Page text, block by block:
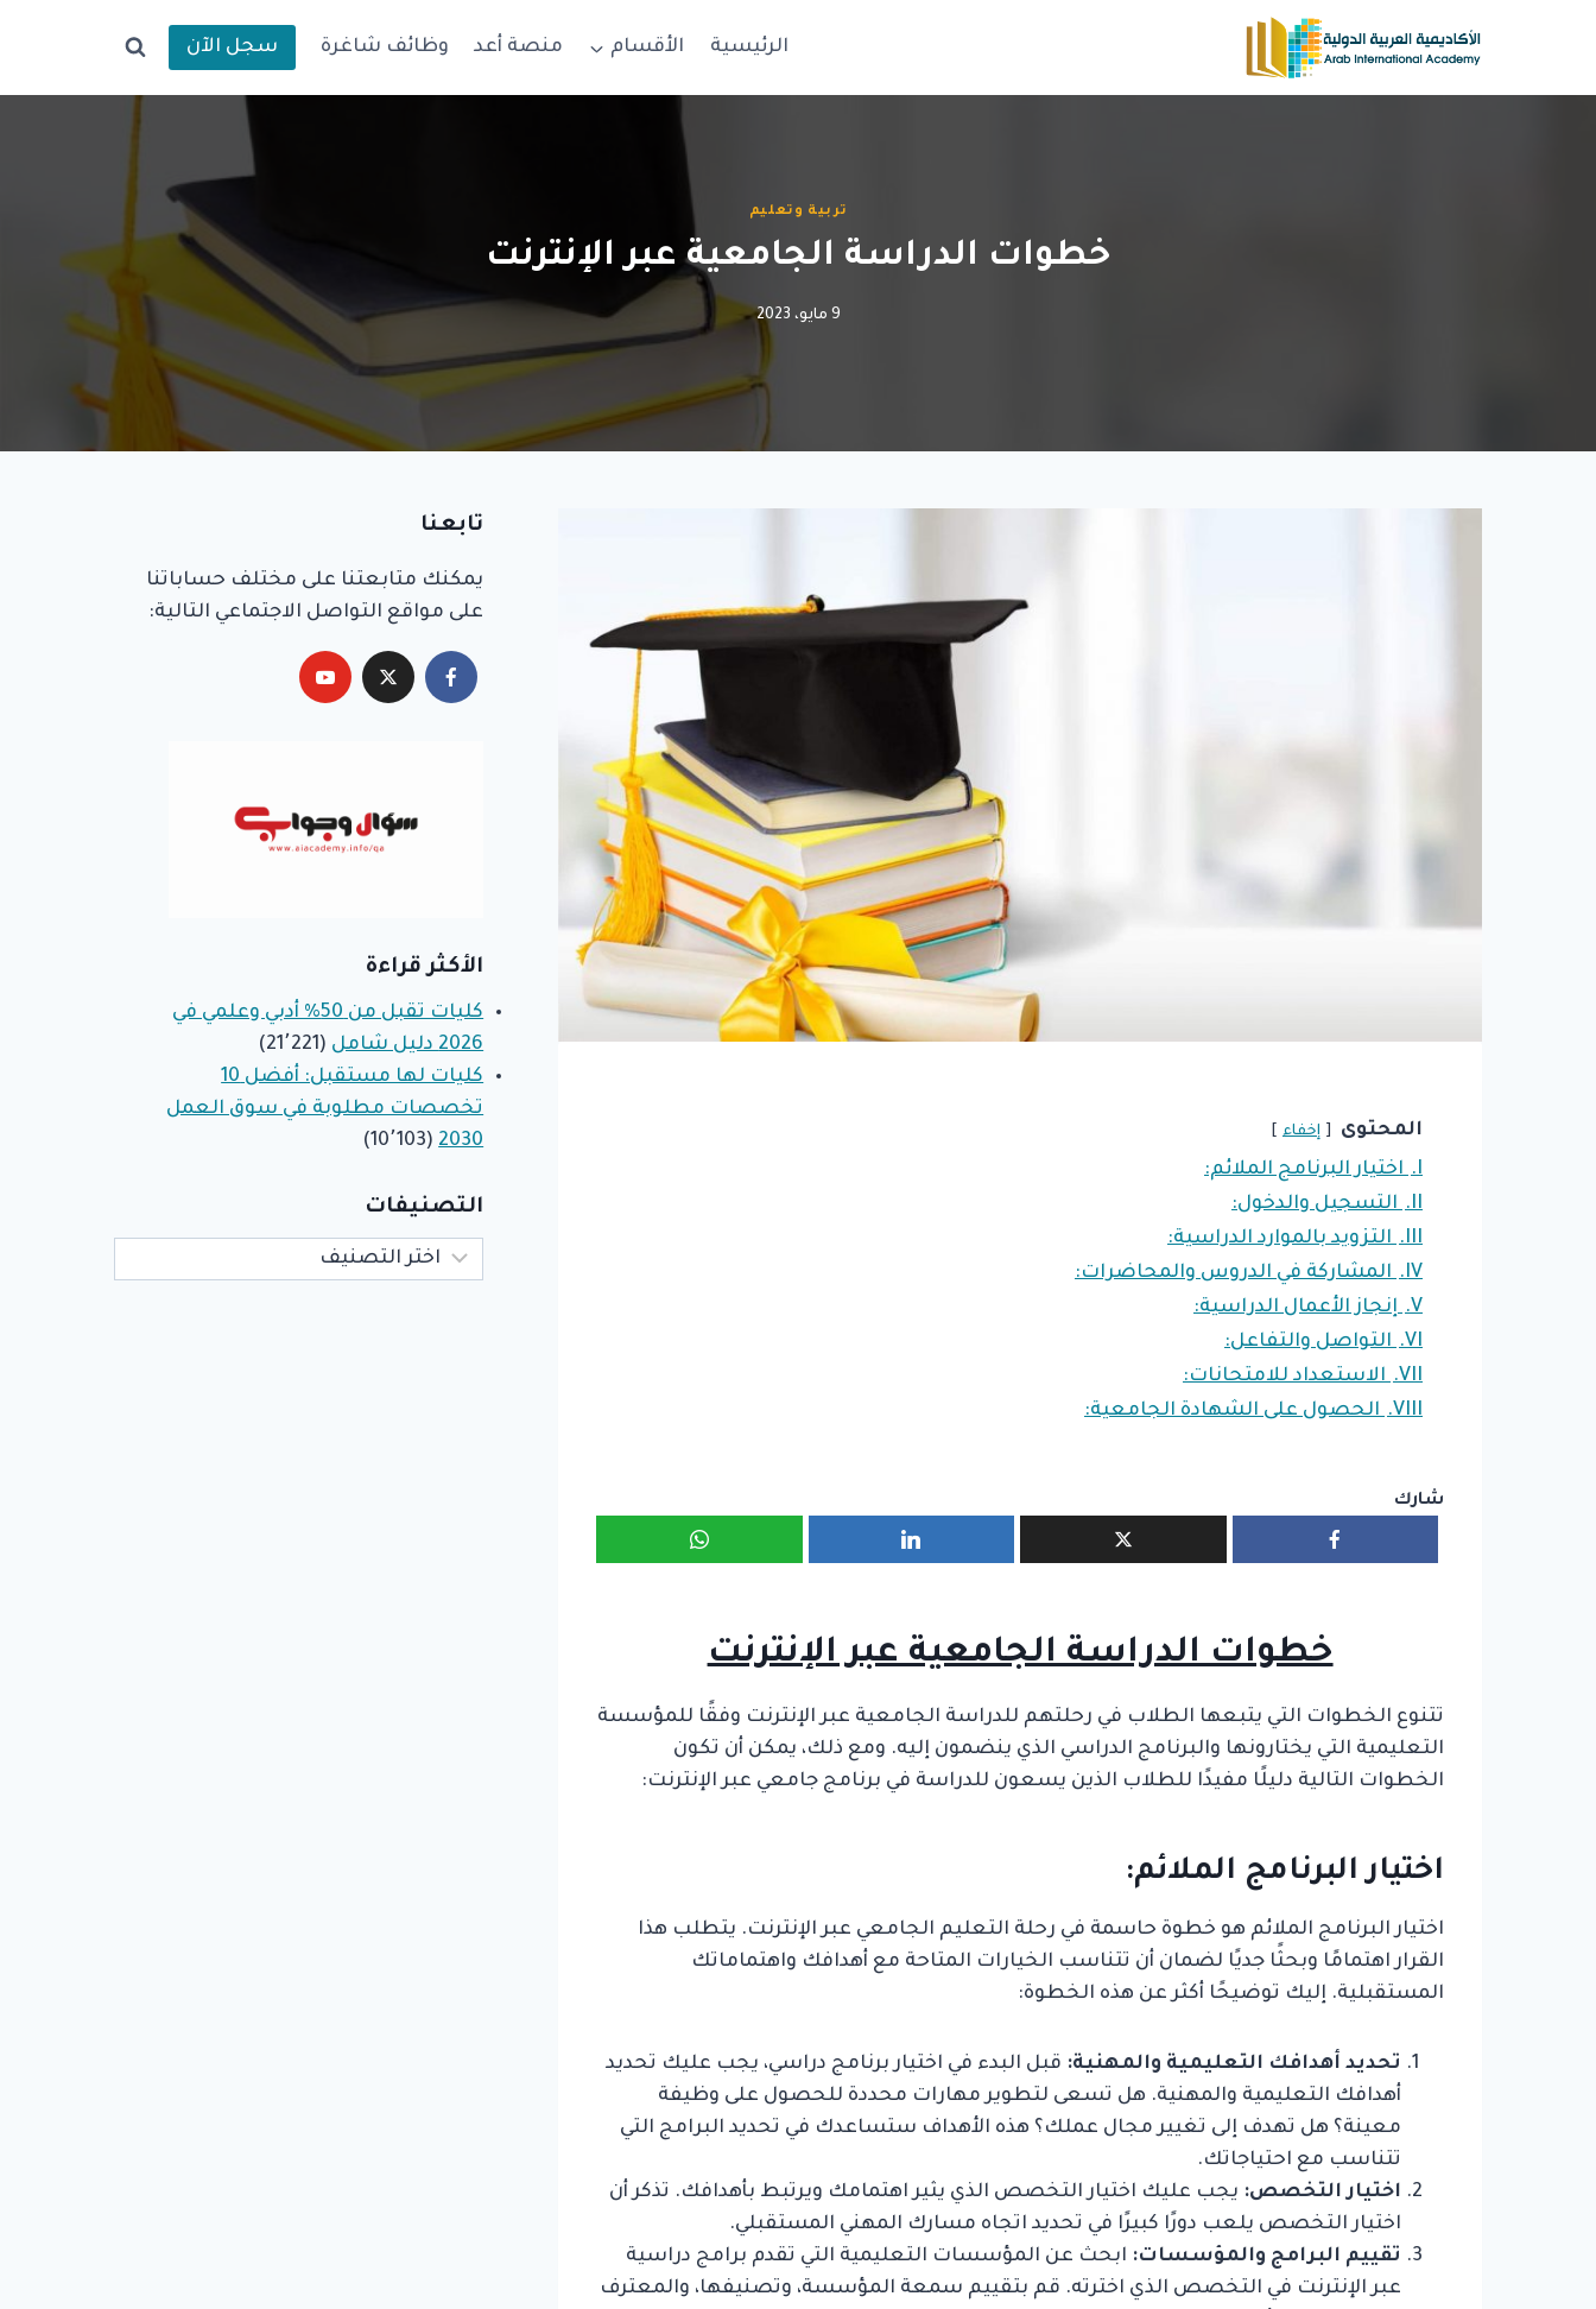
الرئيسية الأقسام منصة أعد وظائف شاغرة سجل الآن
تربية وتعليم
خطوات الدراسة الجامعية عبر الإنترنت
9 مايو، 2023
المحتوى إخفاء
I.
اختيار البرنامج الملائم:
II.
التسجيل والدخول:
III.
التزويد بالموارد الدراسية:
IV.
المشاركة في الدروس والمحاضرات:
V.
إنجاز الأعمال الدراسية:
VI.
التواصل والتفاعل:
VII.
الاستعداد للامتحانات:
VIII.
الحصول على الشهادة الجامعية:
شارك
خطوات الدراسة الجامعية عبر الإنترنت
تتنوع الخطوات التي يتبعها الطلاب في رحلتهم للدراسة الجامعية عبر الإنترنت وفقًا للمؤسسة
التعليمية التي يختارونها والبرنامج الدراسي الذي ينضمون إليه. ومع ذلك، يمكن أن تكون
الخطوات التالية دليلًا مفيدًا للطلاب الذين يسعون للدراسة في برنامج جامعي عبر الإنترنت:
اختيار البرنامج الملائم:
اختيار البرنامج الملائم هو خطوة حاسمة في رحلة التعليم الجامعي عبر الإنترنت. يتطلب هذا
القرار اهتمامًا وبحثًا جديًا لضمان أن تتناسب الخيارات المتاحة مع أهدافك واهتماماتك
المستقبلية. إليك توضيحًا أكثر عن هذه الخطوة:
تحديد أهدافك التعليمية والمهنية: قبل البدء في اختيار برنامج دراسي، يجب عليك تحديد
أهدافك التعليمية والمهنية. هل تسعى لتطوير مهارات محددة للحصول على وظيفة
معينة؟ هل تهدف إلى تغيير مجال عملك؟ هذه الأهداف ستساعدك في تحديد البرامج التي
تتناسب مع احتياجاتك.
اختيار التخصص: يجب عليك اختيار التخصص الذي يثير اهتمامك ويرتبط بأهدافك. تذكر أن
اختيار التخصص يلعب دورًا كبيرًا في تحديد اتجاه مسارك المهني المستقبلي.
تقييم البرامج والمؤسسات: ابحث عن المؤسسات التعليمية التي تقدم برامج دراسية
عبر الإنترنت في التخصص الذي اخترته. قم بتقييم سمعة المؤسسة، وتصنيفها، والمعترف
تابعنا
يمكنك متابعتنا على مختلف حساباتنا
على مواقع التواصل الاجتماعي التالية:
الأكثر قراءة
كليات تقبل من 50% أدبي وعلمي في
2026 دليل شامل
(21٬221)
كليات لها مستقبل: أفضل 10
تخصصات مطلوبة في سوق العمل
2030 (10٬103)
التصنيفات
التصنيفات